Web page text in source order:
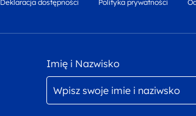
Deklaracja dostępności Polityka prywatności
Imię i Nazwisko